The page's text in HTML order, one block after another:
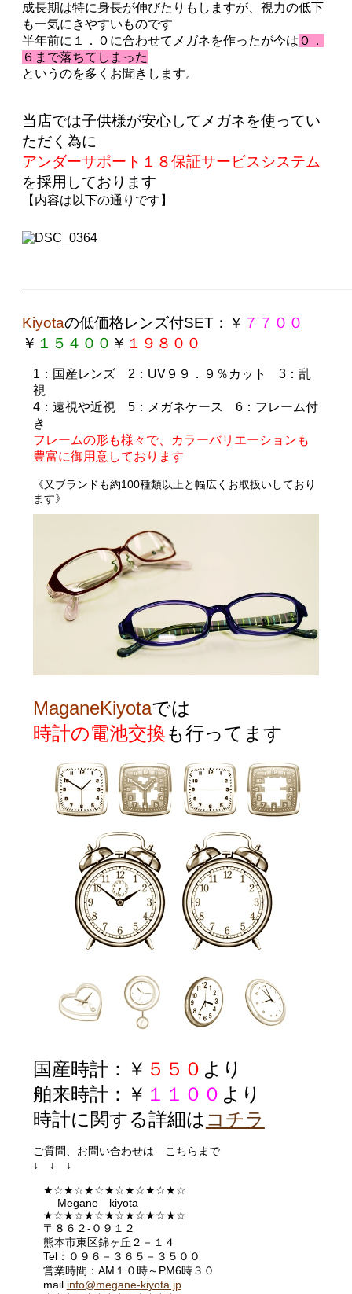
成長期は特に身長が伸びたりもしますが、視力の低下
も一気にきやすいものです
半年前に １．０ に合わせてメガネを作ったが今は ０．
６まで落ちてしまった
というのを多くお聞きします。
当店では子供様が安心してメガネを使ってい
ただく為に
アンダーサポート１８保証サービスシステム
を採用しております
【内容は以下の通りです】
Kiyotaの低価格レンズ付SET ：￥ ７７００
￥ １５４００ ￥ １９８００
1 ：国産レンズ 2 ：UV９９．９％カット 3：乱
視
4：遠視や近視 5：メガネケース 6：フレーム付
き
フレームの形も様々で、カラーバリエーションも
豊富に御用意しております
《又ブランドも約100種類以上と幅広くお取扱いしており
ます》
MaganeKiyotaでは
時計の電池交換も行ってます
国産時計：￥ ５５０ より
舶来時計：￥ １１００ より
時計に関する詳細は コチラ
ご質問、お問い合わせは こちらまで
↓ ↓ ↓
★☆★☆★☆★☆★☆★☆★☆
Megane kiyota
★☆★☆★☆★☆★☆★☆★☆
〒８６２-０９１２
熊本市東区錦ヶ丘２－１４
Tel：０９６－３６５－３５００
営業時間：AM１０時～PM6時３０
mail info@megane-kiyota.jp